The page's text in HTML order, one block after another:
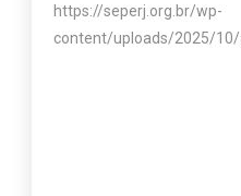
https://seperj.org.br/wp-
content/uploads/2025/10/